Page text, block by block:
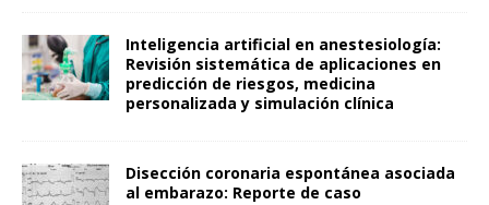
Inteligencia artificial en anestesiología:
Revisión sistemática de aplicaciones en
predicción de riesgos, medicina
personalizada y simulación clínica
Disección coronaria espontánea asociada
al embarazo: Reporte de caso